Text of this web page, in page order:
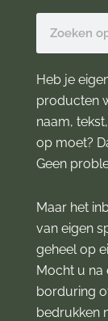
o
o
k
Heb je
producten
naam,
op moet?
Geen
Maar het
van eigen
geheel op
Mocht u na
borduring
bedrukken